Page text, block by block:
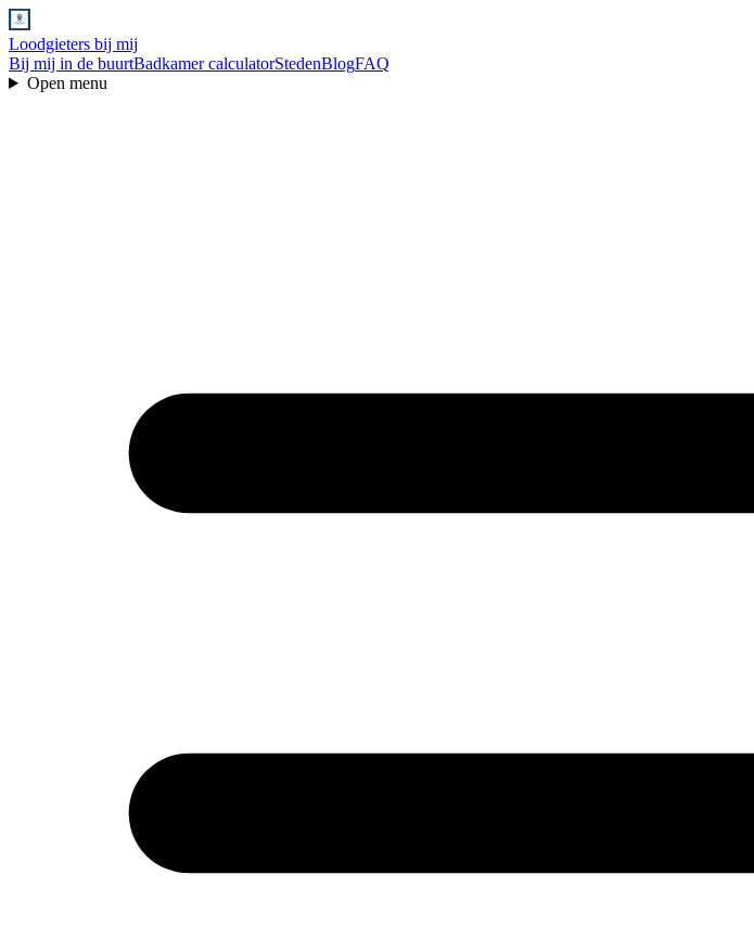
Loodgieters bij mij
Bij mij in de buurtBadkamer calculatorStedenBlogFAQ
Open menu